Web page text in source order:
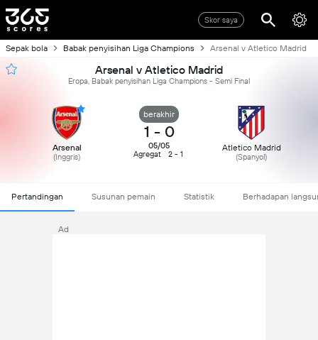
Skor saya
Sepak bola Babak penyisihan Liga Champions Arsenal v Atletico Madrid
Arsenal v Atletico Madrid
Eropa, Babak penyisihan Liga Champions - Semi Final
Arsenal
(Inggris)
berakhir
1 - 0
05/05
Agregat
2 - 1
Atletico Madrid
(Spanyol)
Pertandingan Susunan pemain Statistik Berhadapan
Ad